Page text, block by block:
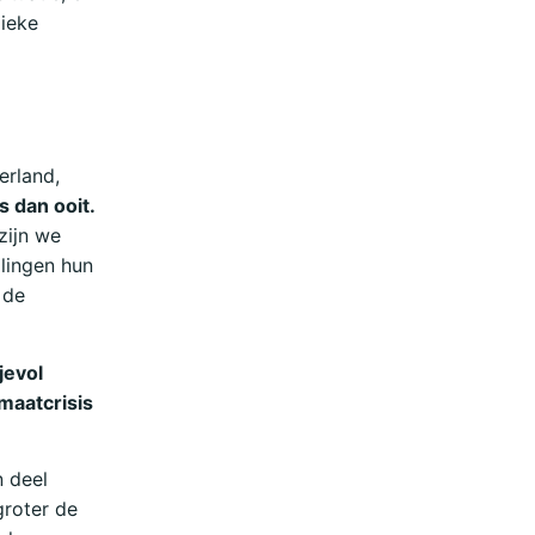
dan ooit.
we
hun
deel
de